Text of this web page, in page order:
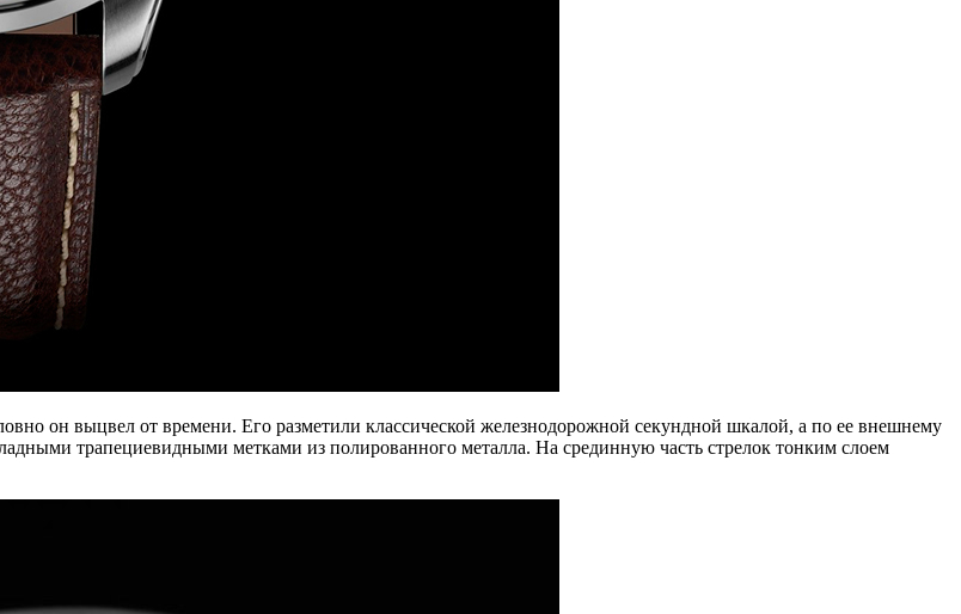
он выцвел от времени. Его разметили классической железнодорожной секундной шкалой, а по ее внешнему
трапециевидными метками из полированного металла. На срединную часть стрелок тонким слоем